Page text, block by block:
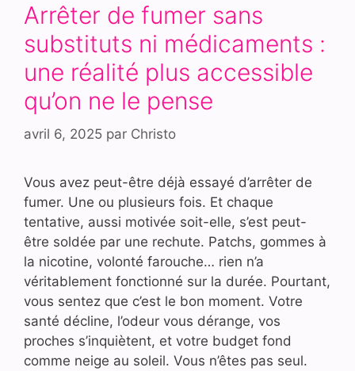
Arrêter de fumer sans
substituts ni médicaments :
une réalité plus accessible
qu’on ne le pense
avril 6, 2025 par Christo
Vous avez peut-être déjà essayé d’arrêter de
fumer. Une ou plusieurs fois. Et chaque
tentative, aussi motivée soit-elle, s’est peut-
être soldée par une rechute. Patchs, gommes à
la nicotine, volonté farouche… rien n’a
véritablement fonctionné sur la durée. Pourtant,
vous sentez que c’est le bon moment. Votre
santé décline, l’odeur vous dérange, vos
proches s’inquiètent, et votre budget fond
comme neige au soleil. Vous n’êtes pas seul.